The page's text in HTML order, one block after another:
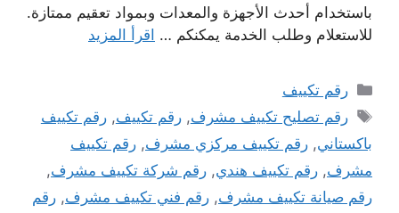
باستخدام أحدث الأجهزة والمعدات وبمواد تعقيم ممتازة.
للاستعلام وطلب الخدمة يمكنكم … اقرأ المزيد
التصنيفات
رقم تكييف
الوسوم
رقم تصليح تكييف مشرف,رقم تكييف,رقم تكييف
باكستاني, رقم تكييف مركزي مشرف, رقم تكييف
مشرف, رقم تكييف هندي, رقم شركة تكييف مشرف,
رقم صيانة تكييف مشرف, رقم فني تكييف مشرف, رقم